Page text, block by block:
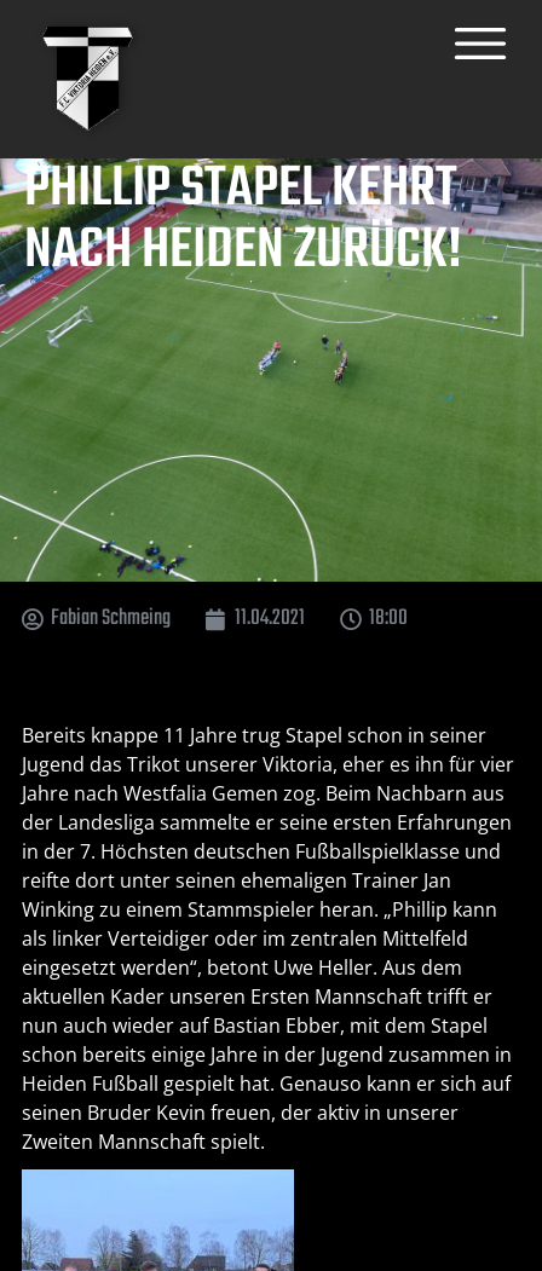
PHILLIP STAPEL KEHRT
NACH HEIDEN ZURÜCK!
Fabian Schmeing 11.04.2021 18:00
Bereits knappe 11 Jahre trug Stapel schon in seiner
Jugend das Trikot unserer Viktoria, eher es ihn für vier
Jahre nach Westfalia Gemen zog. Beim Nachbarn aus
der Landesliga sammelte er seine ersten Erfahrungen
in der 7. Höchsten deutschen Fußballspielklasse und
reifte dort unter seinen ehemaligen Trainer Jan
Winking zu einem Stammspieler heran. „Phillip kann
als linker Verteidiger oder im zentralen Mittelfeld
eingesetzt werden“, betont Uwe Heller. Aus dem
aktuellen Kader unseren Ersten Mannschaft trifft er
nun auch wieder auf Bastian Ebber, mit dem Stapel
schon bereits einige Jahre in der Jugend zusammen in
Heiden Fußball gespielt hat. Genauso kann er sich auf
seinen Bruder Kevin freuen, der aktiv in unserer
Zweiten Mannschaft spielt.